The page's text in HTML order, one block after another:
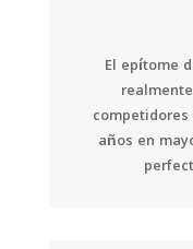
El epítome
años en